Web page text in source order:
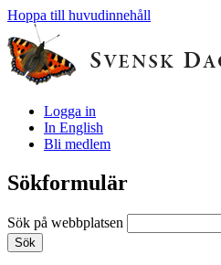
Hoppa till huvudinnehåll
Logga in
In English
Bli medlem
Sökformulär
Sök på webbplatsen